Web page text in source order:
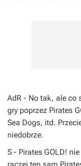
AdR - No tak, ale co
gry poprzez Pirates
Sea Dogs, itd.
niedobrze.
S - Pirates GOLD!